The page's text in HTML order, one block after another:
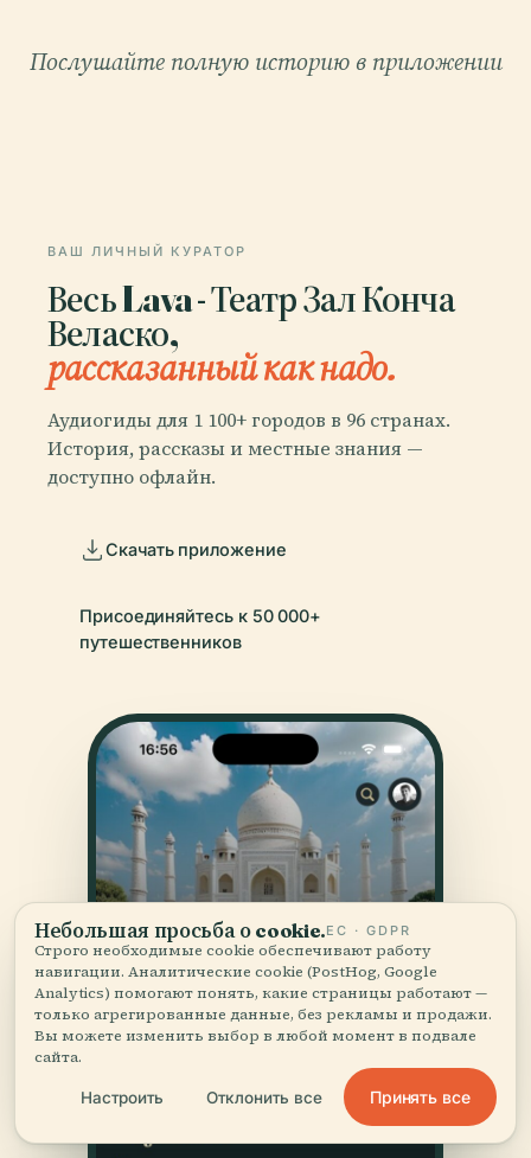
Послушайте полную историю в приложении
ВАШ ЛИЧНЫЙ КУРАТОР
Весь Lava - Театр Зал Конча
Веласко,
рассказанный как надо.
Аудиогиды для 1 100+ городов в 96 странах.
История, рассказы и местные знания —
доступно офлайн.
Скачать приложение
Присоединяйтесь к 50 000+
путешественников
Небольшая просьба о cookie.ЕС · GDPR
Строго необходимые cookie обеспечивают работу
навигации. Аналитические cookie (PostHog, Google
Analytics) помогают понять, какие страницы работают —
только агрегированные данные, без рекламы и продажи.
Вы можете изменить выбор в любой момент в подвале
сайта.
Настроить Отклонить все Принять все